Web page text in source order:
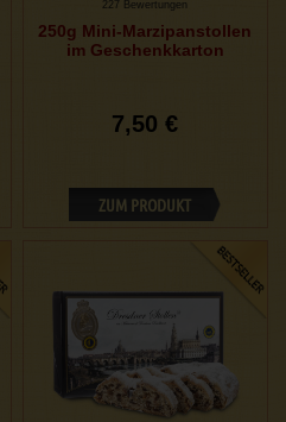
227 Bewertungen
250g Mini-Marzipanstollen
im Geschenkkarton
7,50 €
ZUM PRODUKT